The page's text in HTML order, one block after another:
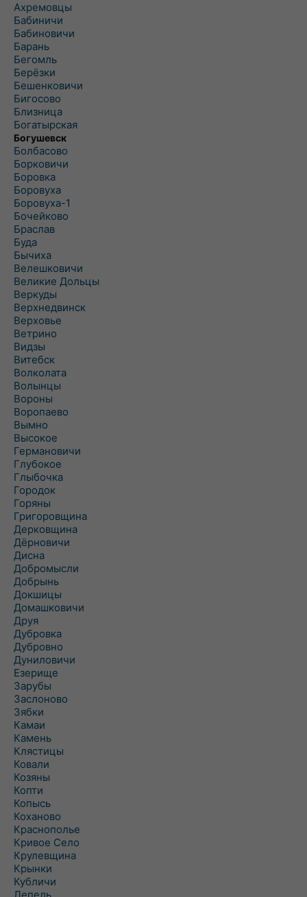
Ахремовцы
Бабиничи
Бабиновичи
Барань
Бегомль
Берёзки
Бешенковичи
Бигосово
Близница
Богатырская
Богушевск
Болбасово
Борковичи
Боровка
Боровуха
Боровуха-1
Бочейково
Браслав
Буда
Бычиха
Велешковичи
Великие Дольцы
Веркуды
Верхнедвинск
Верховье
Ветрино
Видзы
Витебск
Волколата
Волынцы
Вороны
Воропаево
Вымно
Высокое
Германовичи
Глубокое
Глыбочка
Городок
Горяны
Григоровщина
Дерковщина
Дёрновичи
Дисна
Добромысли
Добрынь
Докшицы
Домашковичи
Друя
Дубровка
Дубровно
Дуниловичи
Езерище
Зарубы
Заслоново
Зябки
Камаи
Камень
Клястицы
Ковали
Козяны
Копти
Копысь
Коханово
Краснополье
Кривое Село
Крулевщина
Крынки
Кубличи